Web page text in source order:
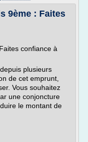
9ème : Faites
confiance à
plusieurs
de cet emprunt,
Vous souhaitez
une conjoncture
le montant de